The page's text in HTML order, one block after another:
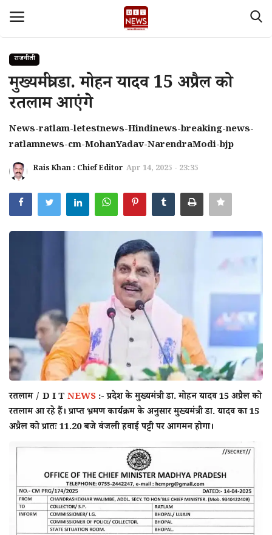
Login
Home
देश
Contact
About Us
मध्य प्रदेश
राजनीती
शहर
क्राइम
मनोरंजन
टेक्नोलॉजी
अन्य
राजनीती
मुख्यमंत्री डा. मोहन यादव 15 अप्रैल को
रतलाम आएंगे
News-ratlam-letestnews-Hindinews-breaking-news-
ratlamnews-cm-MohanYadav-NarendraModi-bjp
Rais Khan : Chief Editor Apr 14, 2025 - 23:35
रतलाम/ D I T NEWS :-प्रदेश के मुख्यमंत्री डा. मोहन यादव 15 अप्रैल को
रतलाम आ रहे हैं। प्राप्त भ्रमण कार्यक्रम के अनुसार मुख्यमंत्री डा. यादव का 15
अप्रैल को प्रातः 11.20 बजे बंजली हवाई पट्टी पर आगमन होगा।